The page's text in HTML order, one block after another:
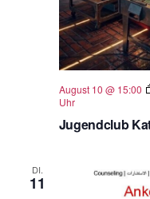
Jugendclub
August 10 @ 15:00
Uhr
DI.
11